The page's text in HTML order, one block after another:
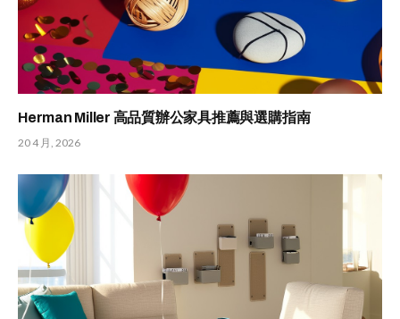
Herman Miller 高品質辦公家具推薦與選購指南
20 4 月, 2026